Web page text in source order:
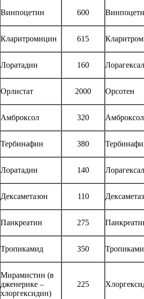
Винпоцетин 600
Кларитромицин 615
Лоратадин 160 Лорагексал
Орлистат 2000 Орсотен
Амброксол 320 Амброксол
Тербинафин 380
Лоратадин 140 Лорагексал
Дексаметазон 110
Панкреатин 275
Тропикамид 350
Мирамистин (в
дженерике –
хлоргексидин)
225